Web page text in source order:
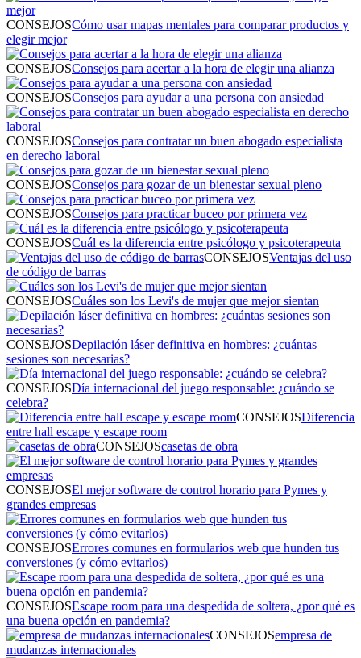
CONSEJOSCómo usar mapas mentales para comparar productos y
elegir mejor
CONSEJOSConsejos para acertar a la hora de elegir una alianza
CONSEJOSConsejos para ayudar a una persona con ansiedad
CONSEJOSConsejos para contratar un buen abogado especialista
en derecho laboral
CONSEJOSConsejos para gozar de un bienestar sexual pleno
CONSEJOSConsejos para practicar buceo por primera vez
CONSEJOSCuál es la diferencia entre psicólogo y psicoterapeuta
CONSEJOSVentajas del uso
de código de barras
CONSEJOSCuáles son los Levi's de mujer que mejor sientan
CONSEJOSDepilación láser definitiva en hombres: ¿cuántas
sesiones son necesarias?
CONSEJOSDía internacional del juego responsable: ¿cuándo se
celebra?
CONSEJOSDiferencia
entre hall escape y escape room
CONSEJOScasetas de obra
CONSEJOSEl mejor software de control horario para Pymes y
grandes empresas
CONSEJOSErrores comunes en formularios web que hunden tus
conversiones (y cómo evitarlos)
CONSEJOSEscape room para una despedida de soltera, ¿por qué es
una buena opción en pandemia?
CONSEJOSempresa de
mudanzas internacionales